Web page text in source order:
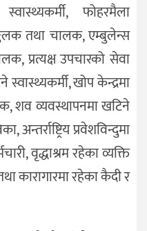
फोहरमैला
तथा चालक, एम्बुलेन्स
प्रत्यक्ष उपचारको सेवा
खोप केन्द्रमा
शव व्यवस्थापनमा खटिने
अन्तर्राष्ट्रिय प्रवेशविन्दुमा
वृद्धाश्रम रहेका व्यक्ति
कारागारमा रहेका कैदी र